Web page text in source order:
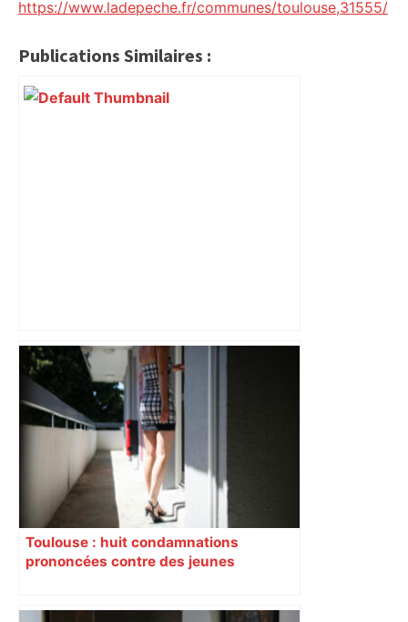
https://www.ladepeche.fr/communes/toulouse,31555/
Publications Similaires :
Près de Toulouse : dans cette zone
économique, un axe majeur va être
fermé en fin de soirée, voici les
déviations – Actu.fr
Toulouse : huit condamnations
prononcées contre des jeunes